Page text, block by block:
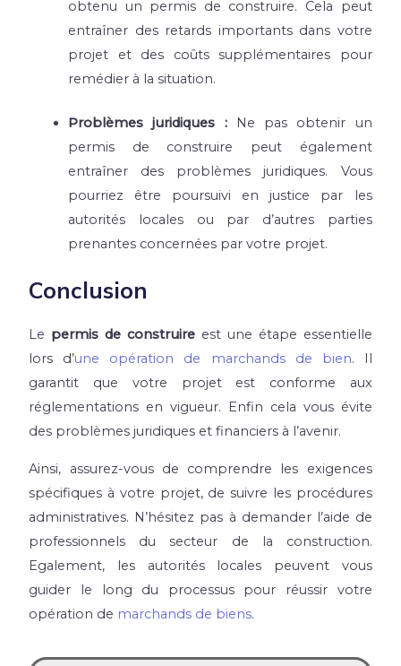
obtenu un permis de construire. Cela peut
entraîner des retards importants dans votre
projet et des coûts supplémentaires pour
remédier à la situation.
Problèmes juridiques :Ne pas obtenir un
permis de construire peut également
entraîner des problèmes juridiques. Vous
pourriez être poursuivi en justice par les
autorités locales ou par d’autres parties
prenantes concernées par votre projet.
Conclusion
Le permis de construire est une étape essentielle
lors d’une opération de marchands de bien. Il
garantit que votre projet est conforme aux
réglementations en vigueur. Enfin cela vous évite
des problèmes juridiques et financiers à l’avenir.
Ainsi, assurez-vous de comprendre les exigences
spécifiques à votre projet, de suivre les procédures
administratives. N’hésitez pas à demander l’aide de
professionnels du secteur de la construction.
Egalement, les autorités locales peuvent vous
guider le long du processus pour réussir votre
opération de marchands de biens.